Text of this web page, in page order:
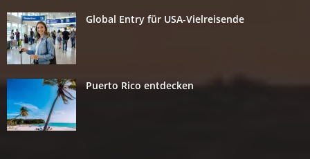
Global Entry für USA-Vielreisende
Puerto Rico entdecken